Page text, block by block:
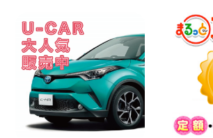
佐渡でのドライブは安
ご注意ください 新潟県
100
楽しい佐渡旅行を守るた
お願い 新潟県 両津店